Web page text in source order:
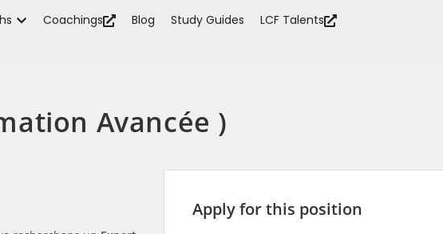
Coachings Blog Study Guides LCF Talents
Avancée )
Apply for this position